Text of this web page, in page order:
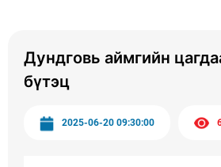
Дундговь аймгийн
бүтэц
2025-06-20 09:30:00